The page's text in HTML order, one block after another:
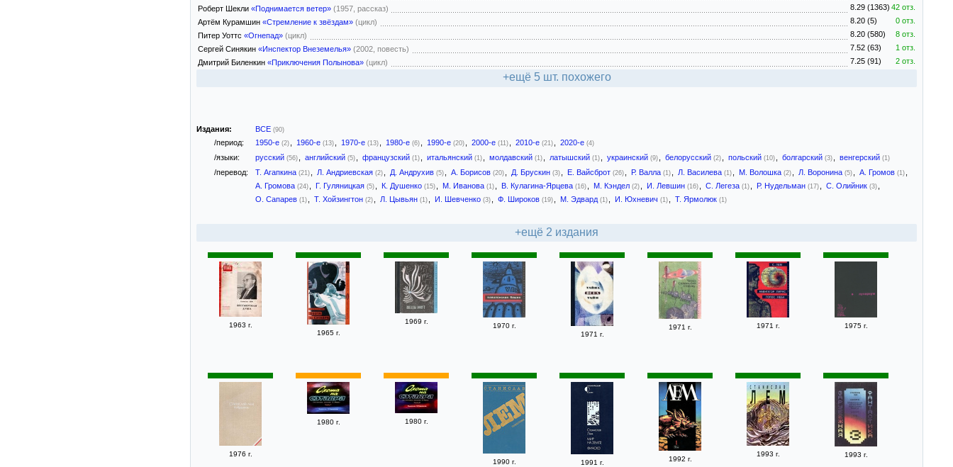
Роберт Шекли «Поднимается ветер» (1957, рассказ) 8.29 (1363) 42 отз.
Артём Курамшин «Стремление к звёздам» (цикл) 8.20 (5)
0 отз.
Питер Уоттс «Огнепад» (цикл) 8.20 (580)
8 отз.
Сергей Синякин «Инспектор Внеземелья» (2002, повесть) 7.52 (63)
1 отз.
Дмитрий Биленкин «Приключения Полынова» (цикл) 7.25 (91) 2 отз.
+ещё 5 шт. похожего
Издания: ВСЕ (90)
/период: 1950-е (2) 1960-е (13) 1970-е (13) 1980-е (6) 1990-е (20) 2000-е (11) 2010-е (21) 2020-е (4)
/языки: русский (56) английский (5) французский (1) итальянский (1) молдавский (1) латышский (1) украинский (9) белорусский (2) польский (10) болгарский (3) венгерский (1)
/перевод: Т. Агапкина (21) Л. Андриевская (2) Д. Андрухив (5) А. Борисов (20) Д. Брускин (3) Е. Вайсброт (26) Р. Валла (1) Л. Василева (1) М. Волошка (2) Л. Воронина (5) А. Громов (1)
А. Громова (24) Г. Гуляницкая (5) К. Душенко (15) М. Иванова (1) В. Кулагина-Ярцева (16) М. Кэндел (2) И. Левшин (16) С. Легеза (1) Р. Нудельман (17) С. Олийник (3)
О. Сапарев (1) Т. Хойзингтон (2) Л. Цывьян (1) И. Шевченко (3) Ф. Широков (19) М. Эдвард (1) И. Юхневич (1) Т. Ярмолюк (1)
+ещё 2 издания
1963 г.
1965 г.
1969 г.
1970 г.
1971 г.
1971 г. 1971 г. 1975 г.
1976 г.
1980 г. 1980 г.
1990 г. 1991 г. 1992 г.
1993 г. 1993 г.